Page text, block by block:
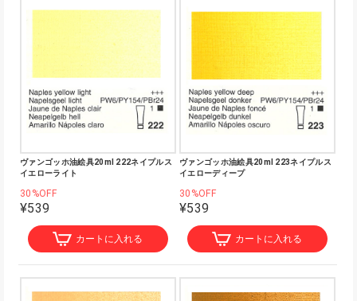
ヴァンゴッホ油絵具20ml 222ネイプルス
イエローライト
30%OFF
¥539
カートに入れる
ヴァンゴッホ油絵具20ml 223ネイプルス
イエローディープ
30%OFF
¥539
カートに入れる